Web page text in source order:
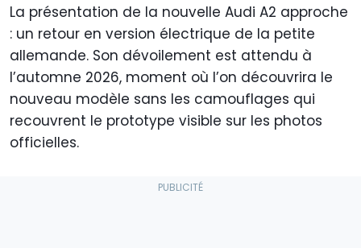
La présentation de la nouvelle Audi A2 approche
: un retour en version électrique de la petite
allemande. Son dévoilement est attendu à
l’automne 2026, moment où l’on découvrira le
nouveau modèle sans les camouflages qui
recouvrent le prototype visible sur les photos
officielles.